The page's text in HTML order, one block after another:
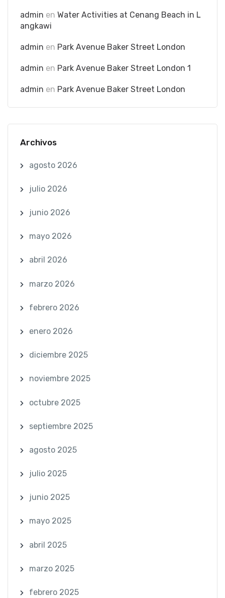
admin en Water Activities at Cenang Beach in L
angkawi
admin en Park Avenue Baker Street London
admin en Park Avenue Baker Street London 1
admin en Park Avenue Baker Street London
Archivos
agosto 2026
julio 2026
junio 2026
mayo 2026
abril 2026
marzo 2026
febrero 2026
enero 2026
diciembre 2025
noviembre 2025
octubre 2025
septiembre 2025
agosto 2025
julio 2025
junio 2025
mayo 2025
abril 2025
marzo 2025
febrero 2025